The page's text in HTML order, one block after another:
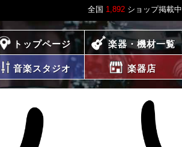
全国 1,892 ショップ掲載中
トップページ 楽器・機材一覧
音楽スタジオ 楽器店